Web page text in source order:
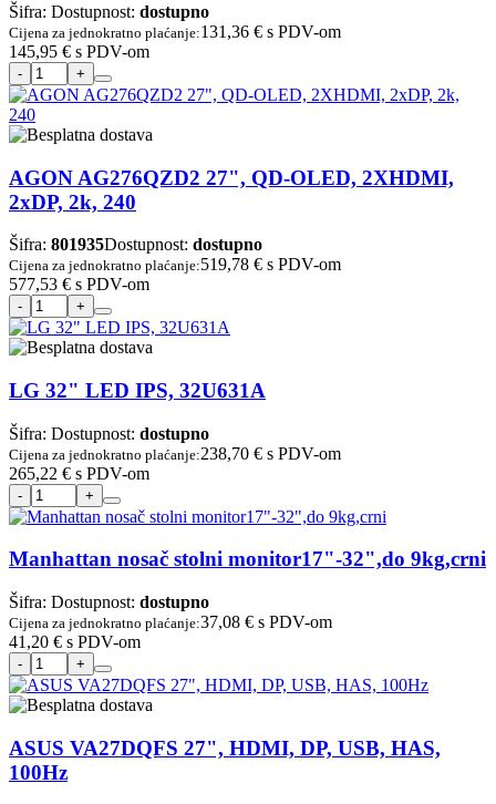
Šifra: Dostupnost: dostupno
Cijena za jednokratno plaćanje:131,36 € s PDV-om
145,95 € s PDV-om
AGON AG276QZD2 27", QD-OLED, 2XHDMI,
2xDP, 2k, 240
Šifra: 801935Dostupnost: dostupno
Cijena za jednokratno plaćanje:519,78 € s PDV-om
577,53 € s PDV-om
LG 32" LED IPS, 32U631A
Šifra: Dostupnost: dostupno
Cijena za jednokratno plaćanje:238,70 € s PDV-om
265,22 € s PDV-om
Manhattan nosač stolni monitor17"-32",do 9kg,crni
Šifra: Dostupnost: dostupno
Cijena za jednokratno plaćanje:37,08 € s PDV-om
41,20 € s PDV-om
ASUS VA27DQFS 27", HDMI, DP, USB, HAS,
100Hz